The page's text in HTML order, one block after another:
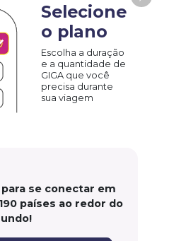
Selecione
o plano
Escolha a duração
e a quantidade de
GIGA que você
precisa durante
sua viagem
se conectar em
países ao redor do